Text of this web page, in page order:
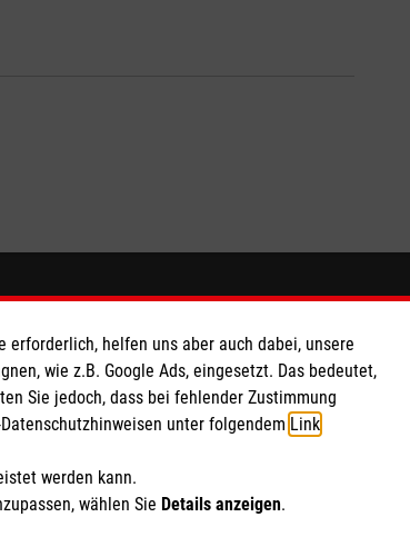
So finden Sie uns
Diözesangeschäftsstelle Limburg
Siemensstraße 7
65549 Limburg
E-Mail:info.limburg@malteser.org
erforderlich, helfen uns aber auch dabei, unsere
wie z.B. Google Ads, eingesetzt. Das bedeutet,
Sie jedoch, dass bei fehlender Zustimmung
unter folgendem Link
werden kann.
wählen Sie Details anzeigen.